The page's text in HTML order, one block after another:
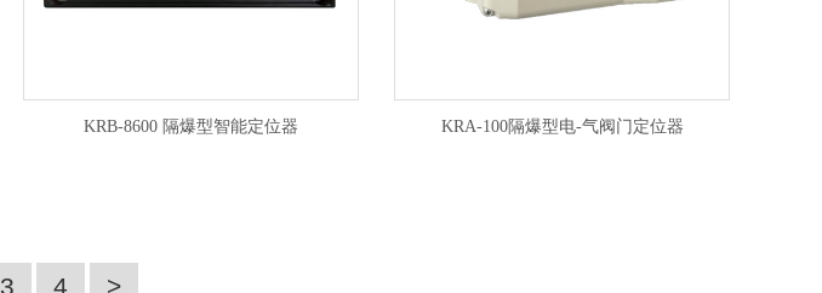
KRB-8600 隔爆型智能定位器 KRA-100隔爆型电-气阀门定位器
3 4 >